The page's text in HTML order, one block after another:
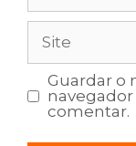
Site
Guardar o
navegador
comentar.